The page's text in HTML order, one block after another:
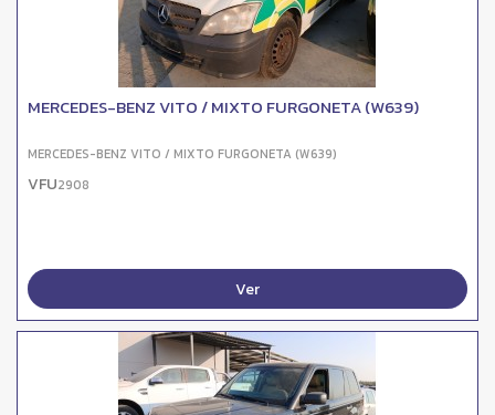
MERCEDES-BENZ VITO / MIXTO FURGONETA (W639)
MERCEDES-BENZ VITO / MIXTO FURGONETA (W639)
VFU2908
Ver